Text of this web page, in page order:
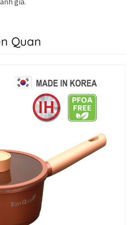
Quan